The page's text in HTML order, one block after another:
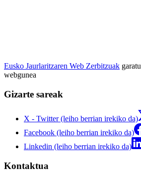
Eusko Jaurlaritzaren Web Zerbitzuak
webgunea
Gizarte sareak
X - Twitter (leiho berrian irekiko da)
Facebook (leiho berrian irekiko da)
Linkedin (leiho berrian irekiko da)
Kontaktua